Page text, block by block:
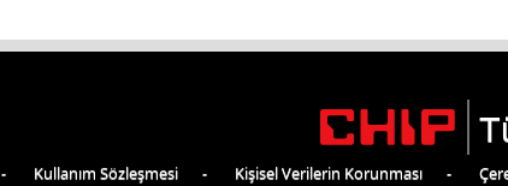
Kullanım Sözleşmesi Kişisel Verilerin Korunması